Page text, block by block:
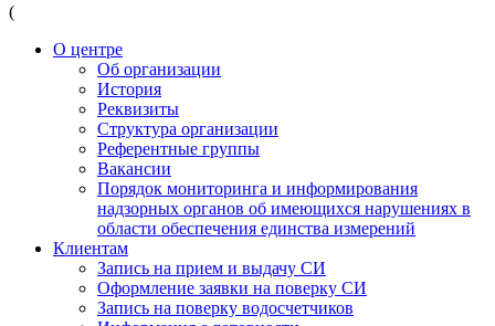
(
О центре
Об организации
История
Реквизиты
Структура организации
Референтные группы
Вакансии
Порядок мониторинга и информирования
надзорных органов об имеющихся нарушениях в
области обеспечения единства измерений
Клиентам
Запись на прием и выдачу СИ
Оформление заявки на поверку СИ
Запись на поверку водосчетчиков